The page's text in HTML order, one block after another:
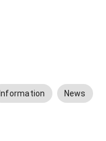
Information News